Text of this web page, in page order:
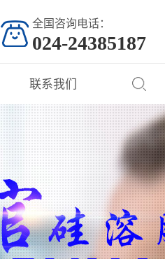
全国咨询电话：
024-24385187
联系我们